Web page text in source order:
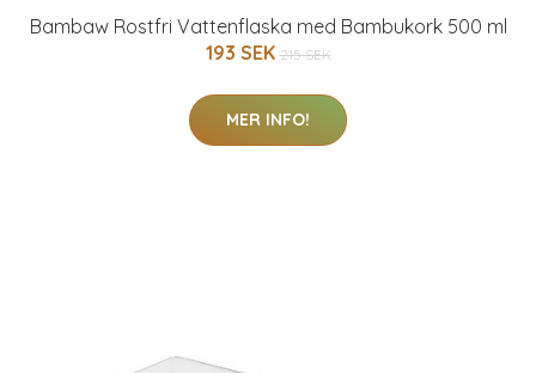
Bambaw Rostfri Vattenflaska med Bambukork 500 ml
193 SEK 215 SEK
MER INFO!